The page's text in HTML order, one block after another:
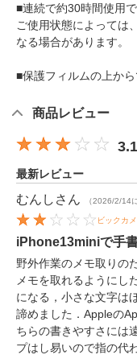
■連続で約30時間使用で
ご使用状態によっては
なる場合があります。
■保護フィルムの上から
商品レビュー
3.1
最新レビュー
むんし さん （2026/2/14
ビックカ
iPhone13miniで手
野外作業のメモ取りの
メモを取れるようにし
になる，小さな文字は
諦めました．Appleの
ちらの書きやすさには
プはし易いので指の代